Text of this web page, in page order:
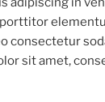
consectetur
sit amet,